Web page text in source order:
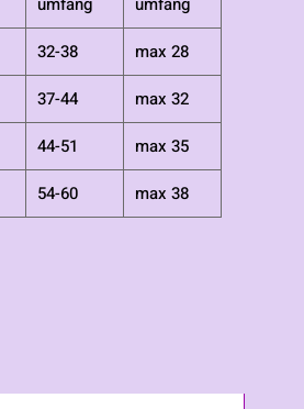
32-38
max 28
37-44
max 32
44-51
max 35
54-60 max 38